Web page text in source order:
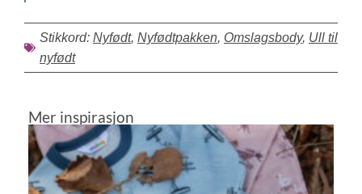
Stikkord: Nyfødt, Nyfødtpakken, Omslagsbody, Ull til
nyfødt
Mer inspirasjon